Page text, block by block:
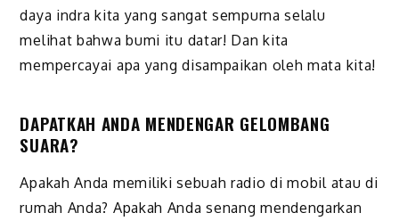
daya indra kita yang sangat sempurna selalu
melihat bahwa bumi itu datar! Dan kita
mempercayai apa yang disampaikan oleh mata kita!
DAPATKAH ANDA MENDENGAR GELOMBANG
SUARA?
Apakah Anda memiliki sebuah radio di mobil atau di
rumah Anda? Apakah Anda senang mendengarkan